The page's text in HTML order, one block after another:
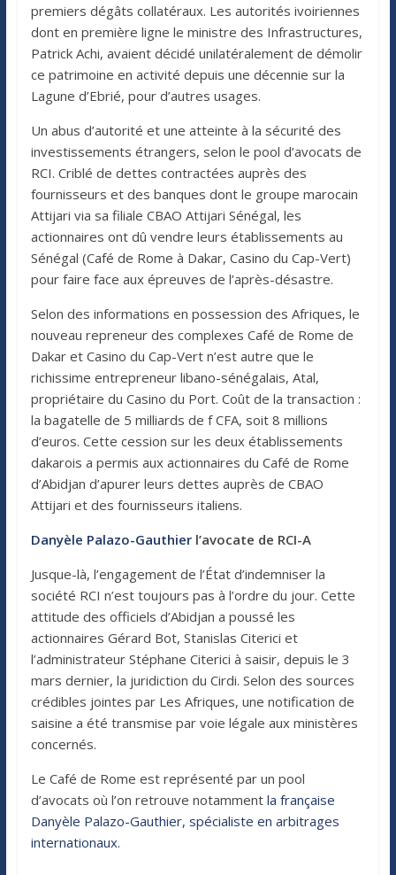
premiers dégâts collatéraux. Les autorités ivoiriennes
dont en première ligne le ministre des Infrastructures,
Patrick Achi, avaient décidé unilatéralement de démolir
ce patrimoine en activité depuis une décennie sur la
Lagune d’Ebrié, pour d’autres usages.
Un abus d’autorité et une atteinte à la sécurité des
investissements étrangers, selon le pool d’avocats de
RCI. Criblé de dettes contractées auprès des
fournisseurs et des banques dont le groupe marocain
Attijari via sa filiale CBAO Attijari Sénégal, les
actionnaires ont dû vendre leurs établissements au
Sénégal (Café de Rome à Dakar, Casino du Cap-Vert)
pour faire face aux épreuves de l’après-désastre.
Selon des informations en possession des Afriques, le
nouveau repreneur des complexes Café de Rome de
Dakar et Casino du Cap-Vert n’est autre que le
richissime entrepreneur libano-sénégalais, Atal,
propriétaire du Casino du Port. Coût de la transaction :
la bagatelle de 5 milliards de f CFA, soit 8 millions
d’euros. Cette cession sur les deux établissements
dakarois a permis aux actionnaires du Café de Rome
d’Abidjan d’apurer leurs dettes auprès de CBAO
Attijari et des fournisseurs italiens.
Danyèle Palazo-Gauthier l’avocate de RCI-A
Jusque-là, l’engagement de l’État d’indemniser la
société RCI n’est toujours pas à l’ordre du jour. Cette
attitude des officiels d’Abidjan a poussé les
actionnaires Gérard Bot, Stanislas Citerici et
l’administrateur Stéphane Citerici à saisir, depuis le 3
mars dernier, la juridiction du Cirdi. Selon des sources
crédibles jointes par Les Afriques, une notification de
saisine a été transmise par voie légale aux ministères
concernés.
Le Café de Rome est représenté par un pool
d’avocats où l’on retrouve notamment la française
Danyèle Palazo-Gauthier, spécialiste en arbitrages
internationaux.